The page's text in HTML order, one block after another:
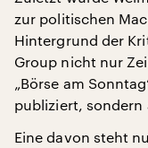
zur politischen
Hintergrund der
Group nicht nur
„Börse am
publiziert, sondern
Eine davon steht